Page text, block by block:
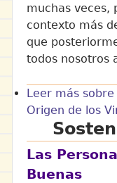
muchas veces,
contexto más
que
todos nosotros
Leer más sobre
Origen de los
Las
Buenas